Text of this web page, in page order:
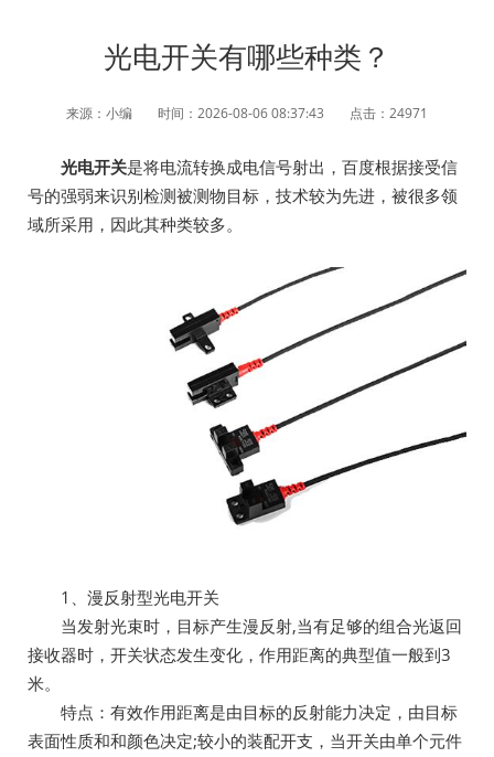
光电开关有哪些种类？
来源：小编 时间：2026-08-06 08:37:43 点击：24971
光电开关是将电流转换成电信号射出，百度根据接受信
号的强弱来识别检测被测物目标，技术较为先进，被很多领
域所采用，因此其种类较多。
1、漫反射型光电开关
当发射光束时，目标产生漫反射,当有足够的组合光返回
接收器时，开关状态发生变化，作用距离的典型值一般到3
米。
特点：有效作用距离是由目标的反射能力决定，由目标
表面性质和和颜色决定;较小的装配开支，当开关由单个元件